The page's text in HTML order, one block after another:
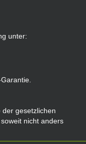
unter:
der gesetzlichen
soweit nicht anders